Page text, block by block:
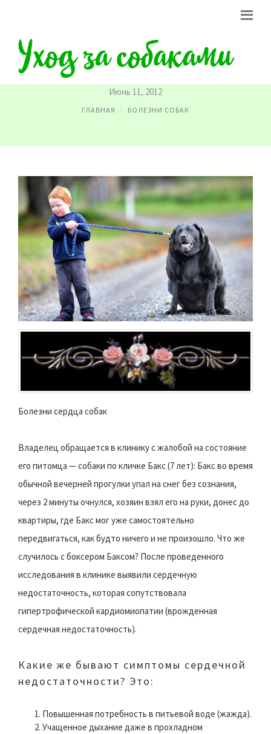
БОЛЕЗНИ СЕРДЦА У СОБАК
Июнь 11, 2012
ГЛАВНАЯ БОЛЕЗНИ СОБАК
Болезни сердца собак
Владелец обращается в клинику с жалобой на состояние
его питомца — собаки по кличке Бакс (7 лет): Бакс во время
обычной вечерней прогулки упал на снег без сознания,
через 2 минуты очнулся, хозяин взял его на руки, донес до
квартиры, где Бакс мог уже самостоятельно
передвигаться, как будто ничего и не произошло. Что же
случилось с боксером Баксом? После проведенного
исследования в клинике выявили сердечную
недостаточность, которая сопутствовала
гипертрофической кардиомиопатии (врожденная
сердечная недостаточность).
Какие же бывают симптомы сердечной
недостаточности? Это:
Повышенная потребность в питьевой воде (жажда).
Учащенное дыхание даже в прохладном